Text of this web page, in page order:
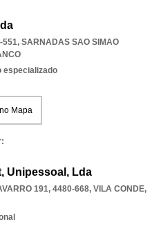
551, SARNADAS SAO SIMAO
especializado
Mapa
Unipessoal, Lda
191, 4480-668, VILA CONDE,